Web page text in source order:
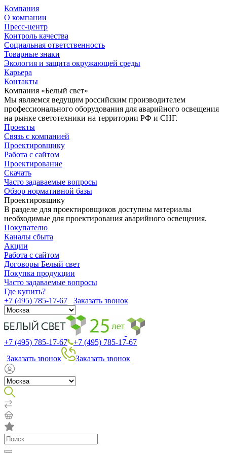
Компания
О компании
Пресс-центр
Контроль качества
Социальная ответственность
Товарные знаки
Экология и защита окружающей среды
Карьера
Контакты
Компания «Белый свет»
Мы являемся ведущим российским производителем
профессионального оборудования для аварийного освещения
на рынке светотехники на территории РФ и СНГ.
Проекты
Связь с компанией
Проектировщику
Работа с сайтом
Проектирование
Скачать
Часто задаваемые вопросы
Обзор нормативной базы
Проектировщику
В разделе для проектировщиков доступны материалы
необходимые для проектирования аварийного освещения.
Покупателю
Каналы сбыта
Акции
Работа с сайтом
Договоры Белый свет
Покупка продукции
Часто задаваемые вопросы
Где купить?
+7 (495) 785-17-67
Заказать звонок
+7 (495) 785-17-67
+7 (495) 785-17-67
Заказать звонок
Заказать звонок